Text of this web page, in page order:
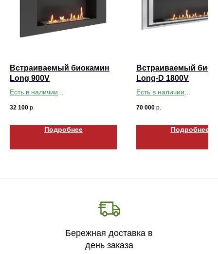
Встраиваемый биокамин
Long 900V
Есть в наличии
32 100 р.
Подробнее
Встраиваемый
Long-D 1800V
Есть в наличии
70 000 р.
Подробнее
Бережная доставка в
день заказа